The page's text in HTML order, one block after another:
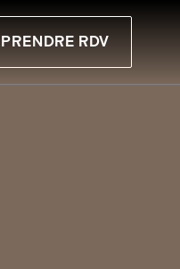
PRENDRE RDV